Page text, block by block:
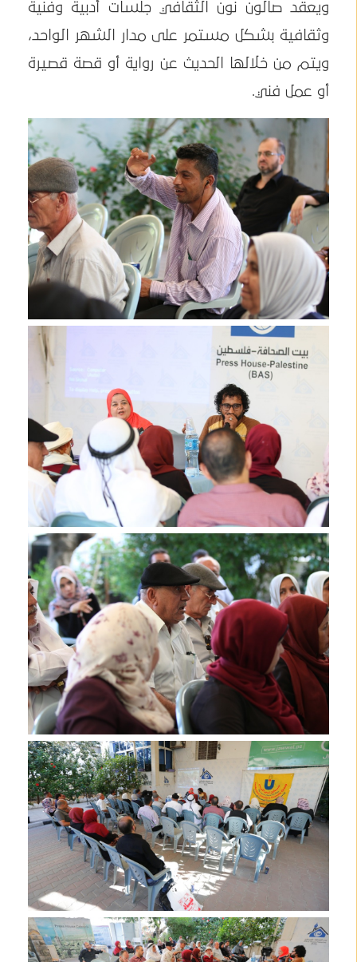
ويعقد صالون نون الثقافي جلسات أدبية وفنية
وثقافية بشكل مستمر على مدار الشهر الواحد،
ويتم من خلالها الحديث عن رواية أو قصة قصيرة
أو عمل فني.